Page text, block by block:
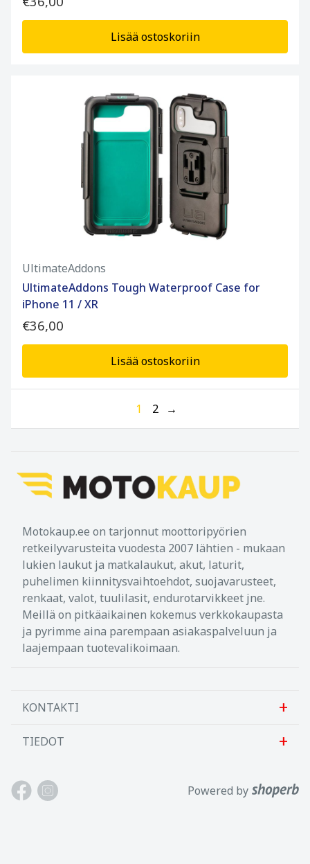
Lisää ostoskoriin
UltimateAddons
UltimateAddons Tough Waterproof Case for
iPhone 11 / XR
€36,00
Lisää ostoskoriin
1 2 →
Motokaup.ee on tarjonnut moottoripyörien
retkeilyvarusteita vuodesta 2007 lähtien - mukaan
lukien laukut ja matkalaukut, akut, laturit,
puhelimen kiinnitysvaihtoehdot, suojavarusteet,
renkaat, valot, tuulilasit, endurotarvikkeet jne.
Meillä on pitkäaikainen kokemus verkkokaupasta
ja pyrimme aina parempaan asiakaspalveluun ja
laajempaan tuotevalikoimaan.
KONTAKTI
Sanlab OÜ
Harjumaa, 75312, Viro
TIEDOT
Meistä
Ota meihin yhteyttä
Powered by